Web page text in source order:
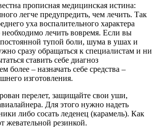
прописная медицинская истина:
легче предупредить, чем лечить. Так
уха воспалительного характера
необходимо лечить вовремя. Если вы
постоянной тупой боли, шума в ушах и
сразу обращаться к специалистам и ни
ставить себе диагноз
более – назначать себе средства –
изготовления.
перелет, защищайте свои уши,
Для этого нужно надеть
либо сосать леденец (карамель). Как
жевательной резинкой.